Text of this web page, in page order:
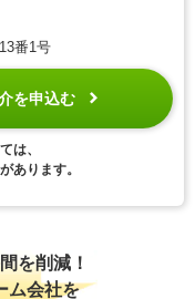
番1号
を申込む
は、
あります。
を削減！
ム会社を